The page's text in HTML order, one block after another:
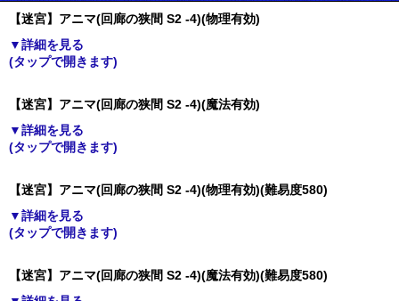
【迷宮】アニマ(回廊の狭間 S2 -4)(物理有効)
▼詳細を見る
(タップで開きます)
【迷宮】アニマ(回廊の狭間 S2 -4)(魔法有効)
▼詳細を見る
(タップで開きます)
【迷宮】アニマ(回廊の狭間 S2 -4)(物理有効)(難易度580)
▼詳細を見る
(タップで開きます)
【迷宮】アニマ(回廊の狭間 S2 -4)(魔法有効)(難易度580)